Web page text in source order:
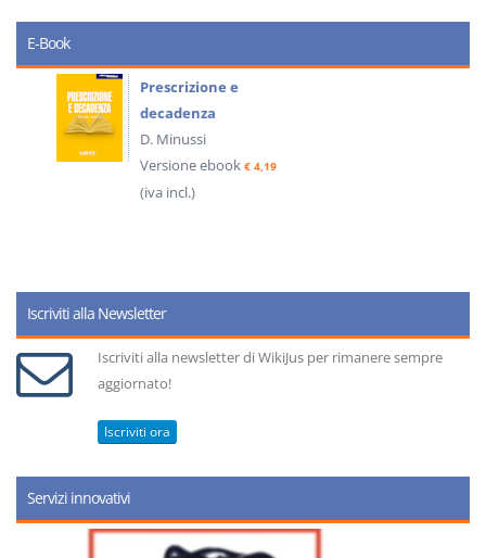
E-Book
Prescrizione e
decadenza
D. Minussi
Versione ebook€ 4,19
(iva incl.)
Iscriviti alla Newsletter
Iscriviti alla newsletter di WikiJus per rimanere sempre
aggiornato!
Iscriviti ora
Servizi innovativi